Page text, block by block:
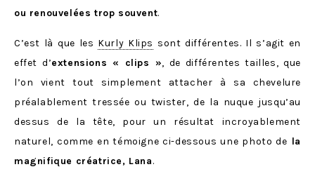
ou renouvelées trop souvent.
C’est là que les Kurly Klips sont différentes. Il s’agit en
effet d’extensions « clips », de différentes tailles, que
l’on vient tout simplement attacher à sa chevelure
préalablement tressée ou twister, de la nuque jusqu’au
dessus de la tête, pour un résultat incroyablement
naturel, comme en témoigne ci-dessous une photo de la
magnifique créatrice, Lana.